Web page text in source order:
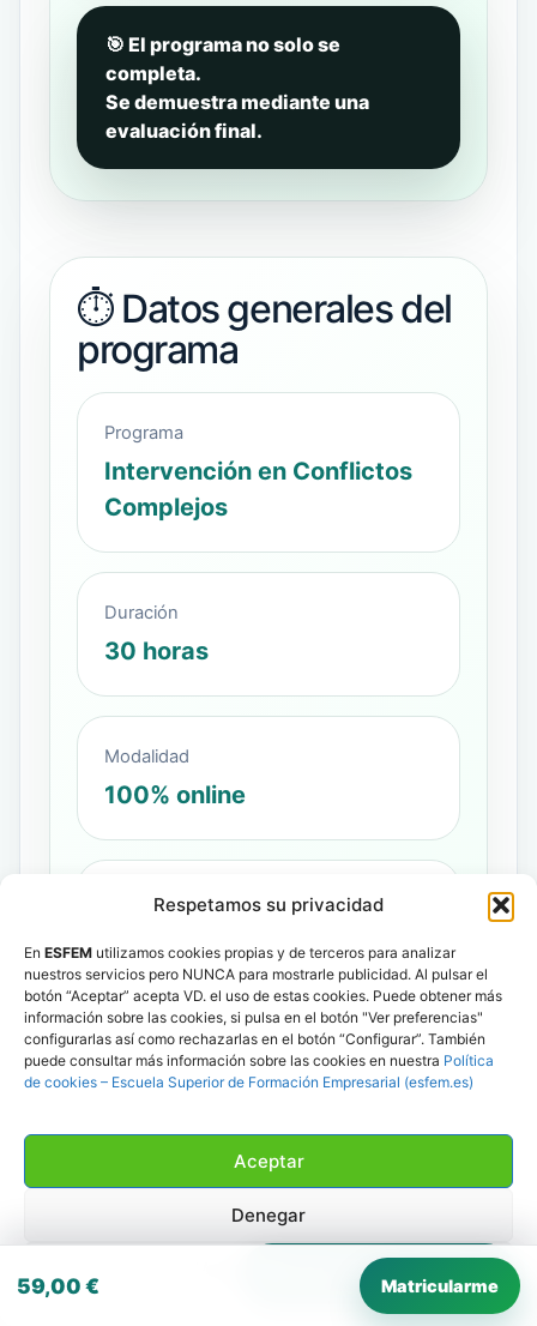
Respetamos su privacidad
En ESFEM utilizamos cookies propias y de terceros para analizar
nuestros servicios pero NUNCA para mostrarle publicidad. Al pulsar el
botón “Aceptar” acepta VD. el uso de estas cookies. Puede obtener más
información sobre las cookies, si pulsa en el botón "Ver preferencias"
configurarlas así como rechazarlas en el botón “Configurar”. También
puede consultar más información sobre las cookies en nuestra Política
de cookies – Escuela Superior de Formación Empresarial (esfem.es)
Aceptar
Denegar
Habla con una asesora
59,00€ Matricularme
🎯 El programa no solo se
completa.
Se demuestra mediante una
evaluación final.
⏱️ Datos generales del
programa
Programa
Intervención en Conflictos
Complejos
Duración
30 horas
Modalidad
100% online
Incluye
Evaluación
Prueba final
Precio